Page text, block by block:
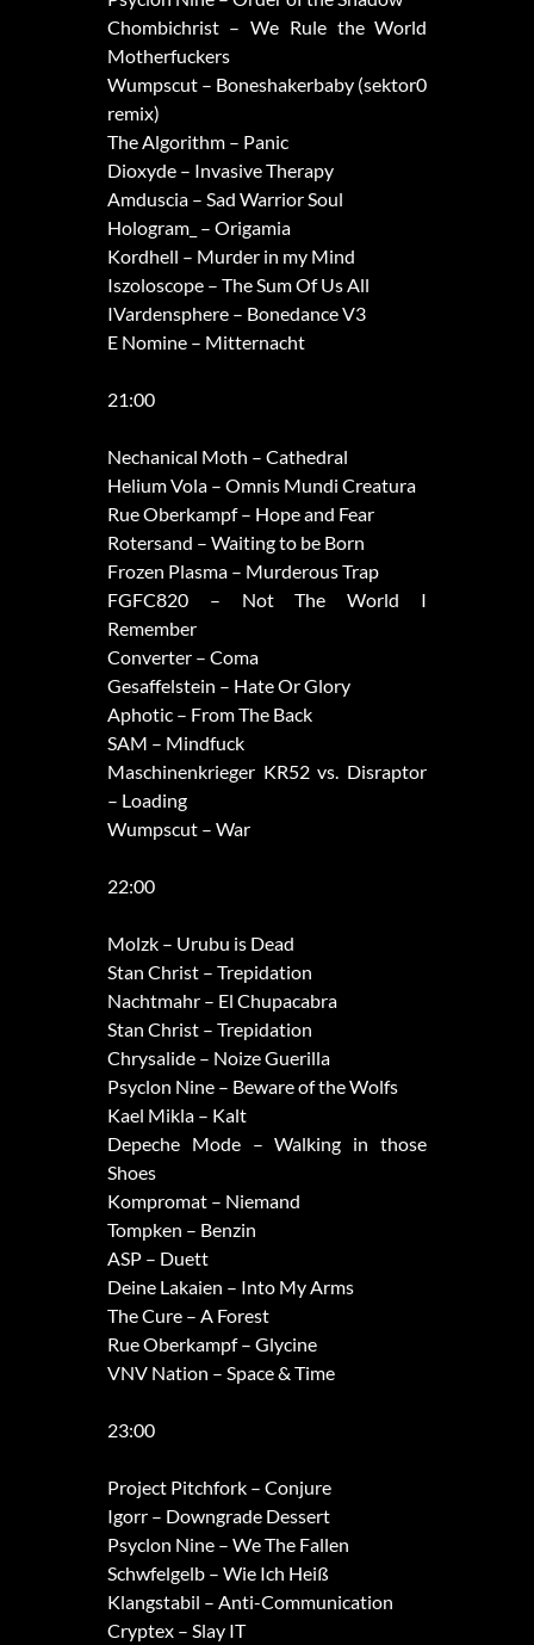
Chombichrist – We Rule the World
Motherfuckers
Wumpscut – Boneshakerbaby (sektor0
remix)
The Algorithm – Panic
Dioxyde – Invasive Therapy
Amduscia – Sad Warrior Soul
Hologram_ – Origamia
Kordhell – Murder in my Mind
Iszoloscope – The Sum Of Us All
IVardensphere – Bonedance V3
E Nomine – Mitternacht
21:00
Nechanical Moth – Cathedral
Helium Vola – Omnis Mundi Creatura
Rue Oberkampf – Hope and Fear
Rotersand – Waiting to be Born
Frozen Plasma – Murderous Trap
FGFC820 – Not The World I
Remember
Converter – Coma
Gesaffelstein – Hate Or Glory
Aphotic – From The Back
SAM – Mindfuck
Maschinenkrieger KR52 vs. Disraptor
– Loading
Wumpscut – War
22:00
Molzk – Urubu is Dead
Stan Christ – Trepidation
Nachtmahr – El Chupacabra
Stan Christ – Trepidation
Chrysalide – Noize Guerilla
Psyclon Nine – Beware of the Wolfs
Kael Mikla – Kalt
Depeche Mode – Walking in those
Shoes
Kompromat – Niemand
Tompken – Benzin
ASP – Duett
Deine Lakaien – Into My Arms
The Cure – A Forest
Rue Oberkampf – Glycine
VNV Nation – Space & Time
23:00
Project Pitchfork – Conjure
Igorr – Downgrade Dessert
Psyclon Nine – We The Fallen
Schwfelgelb – Wie Ich Heiß
Klangstabil – Anti-Communication
Cryptex – Slay IT